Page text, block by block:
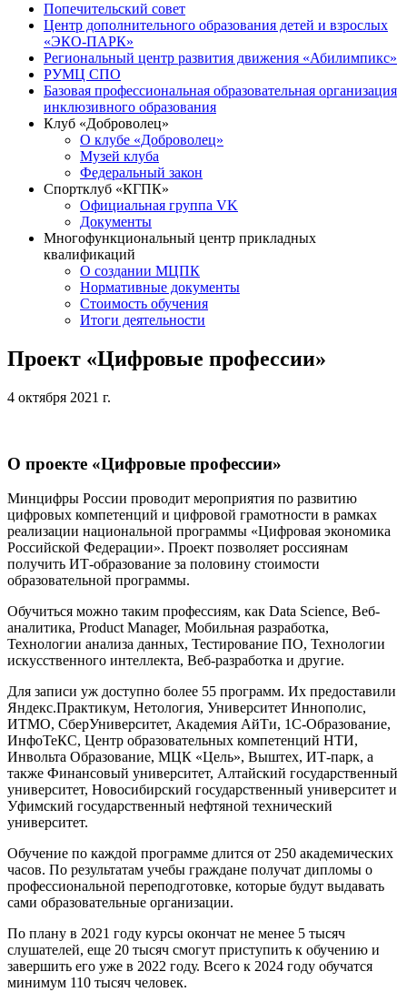
Попечительский совет
Центр дополнительного образования детей и взрослых
«ЭКО-ПАРК»
Региональный центр развития движения «Абилимпикс»
РУМЦ СПО
Базовая профессиональная образовательная организация
инклюзивного образования
Клуб «Доброволец»
О клубе «Доброволец»
Музей клуба
Федеральный закон
Спортклуб «КГПК»
Официальная группа VK
Документы
Многофункциональный центр прикладных
квалификаций
О создании МЦПК
Нормативные документы
Стоимость обучения
Итоги деятельности
Проект «Цифровые профессии»
4 октября 2021 г.
О проекте «Цифровые профессии»
Минцифры России проводит мероприятия по развитию
цифровых компетенций и цифровой грамотности в рамках
реализации национальной программы «Цифровая экономика
Российской Федерации». Проект позволяет россиянам
получить ИТ-образование за половину стоимости
образовательной программы.
Обучиться можно таким профессиям, как Data Science, Веб-
аналитика, Product Manager, Мобильная разработка,
Технологии анализа данных, Тестирование ПО, Технологии
искусственного интеллекта, Веб-разработка и другие.
Для записи уж доступно более 55 программ. Их предоставили
Яндекс.Практикум, Нетология, Университет Иннополис,
ИТМО, СберУниверситет, Академия АйТи, 1С-Образование,
ИнфоТеКС, Центр образовательных компетенций НТИ,
Инвольта Образование, МЦК «Цель», Выштех, ИТ-парк, а
также Финансовый университет, Алтайский государственный
университет, Новосибирский государственный университет и
Уфимский государственный нефтяной технический
университет.
Обучение по каждой программе длится от 250 академических
часов. По результатам учебы граждане получат дипломы о
профессиональной переподготовке, которые будут выдавать
сами образовательные организации.
По плану в 2021 году курсы окончат не менее 5 тысяч
слушателей, еще 20 тысяч смогут приступить к обучению и
завершить его уже в 2022 году. Всего к 2024 году обучатся
минимум 110 тысяч человек.